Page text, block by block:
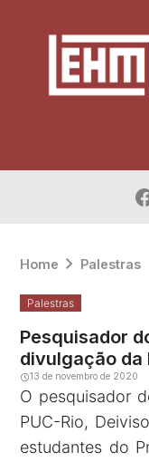
Home Palestras
Palestras
Pesquisador
divulgação da
13 de novembro de 2020
O pesquisador
PUC-Rio,
estudantes do